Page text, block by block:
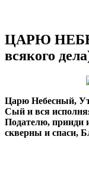
ЦАРЮ
всякого
Царю Небесный,
Сый и вся
Подателю, прииди
скверны и спаси,